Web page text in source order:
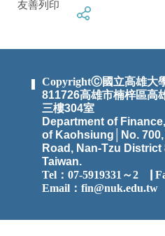
友善列印
CopyrightⒸ國立高雄大
811726高雄市楠梓區高
三樓304室
Department of
of Kaohsiung│No.
Road, Nan-Tzu
Taiwan.
Tel：07-5919331～2
Email： fin@nuk.edu.tw